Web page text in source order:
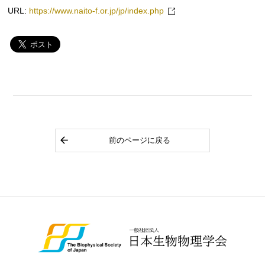
URL: https://www.naito-f.or.jp/jp/index.php
前のページに戻る